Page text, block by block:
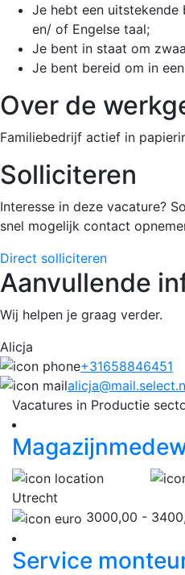
Je hebt een uitstekende
en/ of Engelse taal;
Je bent in staat om
Je bent bereid om in
Over de
Familiebedrijf actief in
Solliciteren
Interesse in deze vacature?
snel mogelijk contact
Direct solliciteren
Aanvullende
Wij helpen je graag verder.
Alicja
+31658846451
Vacatures in Productie
Utrecht
3000,00 -
Service